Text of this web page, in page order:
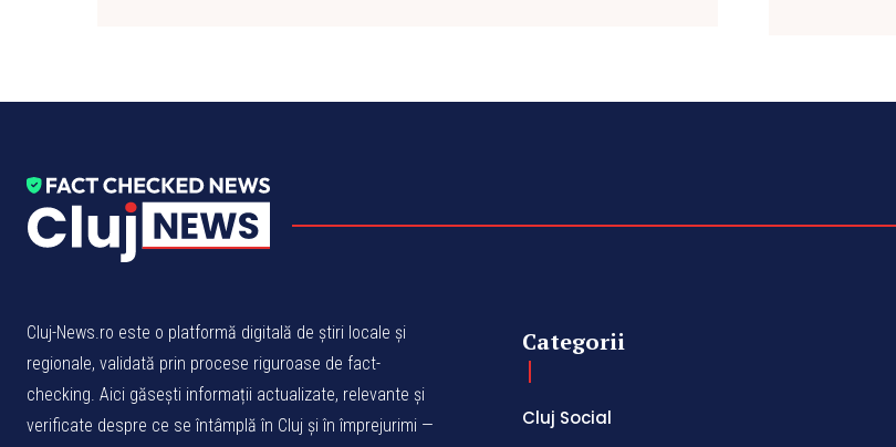
Cluj-News.ro este o platformă digitală de știri locale și
regionale, validată prin procese riguroase de fact-
checking. Aici găsești informații actualizate, relevante și
verificate despre ce se întâmplă în Cluj și în împrejurimi —
Categorii
Cluj Social